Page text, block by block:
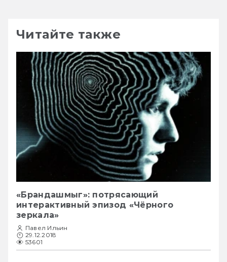
Читайте также
«Брандашмыг»: потрясающий
интерактивный эпизод «Чёрного
зеркала»
Павел Ильин
29.12.2018
53601